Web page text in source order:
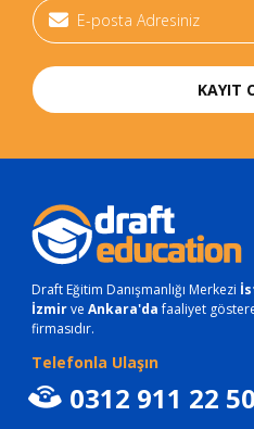
KAYIT
Draft Eğitim Danışmanlığı Merkezi
İzmirve Ankara'dafaaliyet
firmasıdır.
Telefonla Ulaşın
0312 911 22 50